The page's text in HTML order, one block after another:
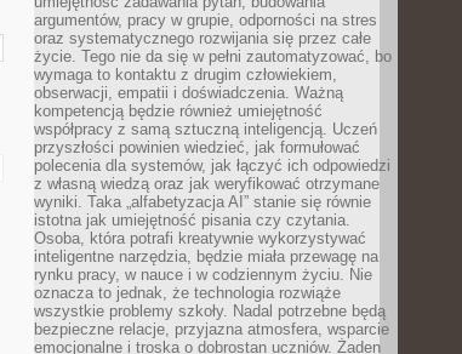
argumentów, pracy w grupie, odporności na stres
oraz systematycznego rozwijania się przez całe
życie. Tego nie da się w pełni zautomatyzować, bo
wymaga to kontaktu z drugim człowiekiem,
obserwacji, empatii i doświadczenia. Ważną
kompetencją będzie również umiejętność
współpracy z samą sztuczną inteligencją. Uczeń
przyszłości powinien wiedzieć, jak formułować
polecenia dla systemów, jak łączyć ich odpowiedzi
z własną wiedzą oraz jak weryfikować otrzymane
wyniki. Taka „alfabetyzacja AI” stanie się równie
istotna jak umiejętność pisania czy czytania.
Osoba, która potrafi kreatywnie wykorzystywać
inteligentne narzędzia, będzie miała przewagę na
rynku pracy, w nauce i w codziennym życiu. Nie
oznacza to jednak, że technologia rozwiąże
wszystkie problemy szkoły. Nadal potrzebne będą
bezpieczne relacje, przyjazna atmosfera, wsparcie
emocjonalne i troska o dobrostan uczniów. Żaden